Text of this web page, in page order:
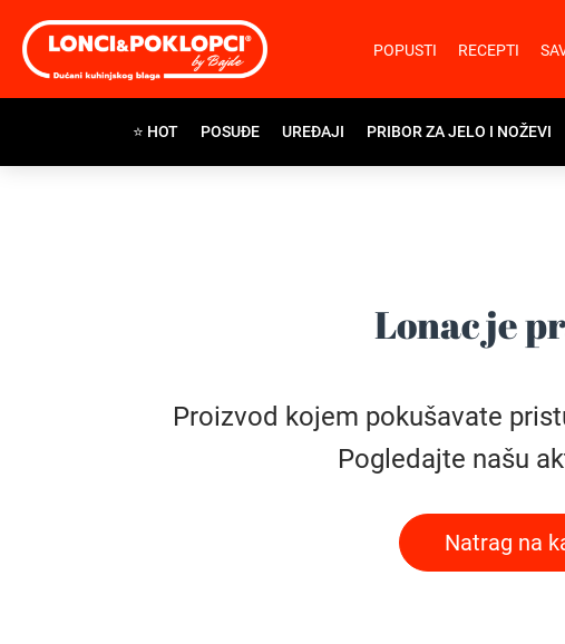
POPUSTI RECEPTI
⭐ HOT POSUĐE UREĐAJI PRIBOR ZA JELO I NOŽEVI
Lonac je
Proizvod kojem pokušavate
Pogledajte našu
Natrag na